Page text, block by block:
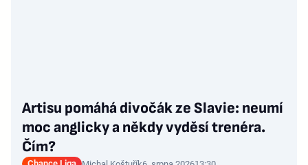
Artisu pomáhá divočák ze Slavie: neumí
moc anglicky a někdy vyděsí trenéra.
Čím?